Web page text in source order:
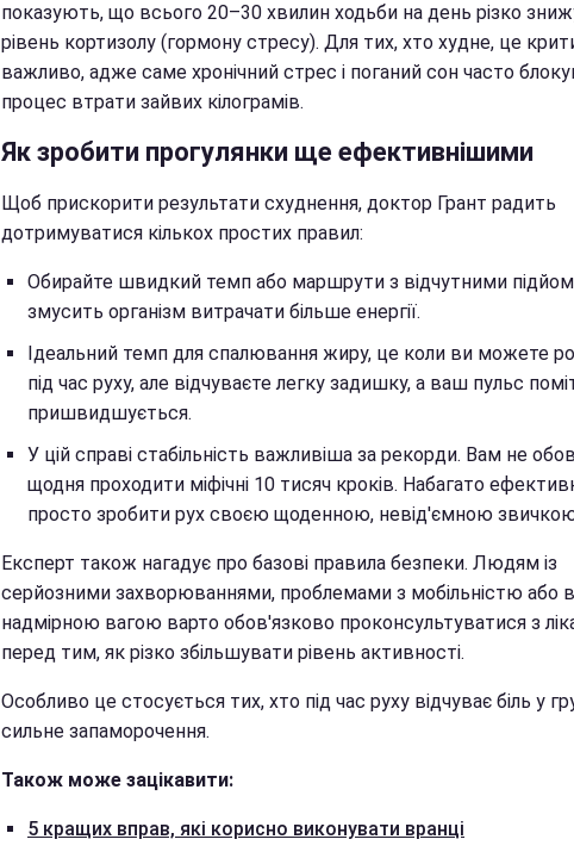
показують, що всього 20–30 хвилин ходьби на день різко
рівень кортизолу (гормону стресу). Для тих, хто худне, це
важливо, адже саме хронічний стрес і поганий сон часто
процес втрати зайвих кілограмів.
Як зробити прогулянки ще ефективнішими
Щоб прискорити результати схуднення, доктор Грант радить
дотримуватися кількох простих правил:
Обирайте швидкий темп або маршрути з відчутними
змусить організм витрачати більше енергії.
Ідеальний темп для спалювання жиру, це коли ви можете
під час руху, але відчуваєте легку задишку, а ваш пульс
пришвидшується.
У цій справі стабільність важливіша за рекорди. Вам не
щодня проходити міфічні 10 тисяч кроків. Набагато
просто зробити рух своєю щоденною, невід'ємною
Експерт також нагадує про базові правила безпеки. Людям із
серйозними захворюваннями, проблемами з мобільністю або
надмірною вагою варто обов'язково проконсультуватися з
перед тим, як різко збільшувати рівень активності.
Особливо це стосується тих, хто під час руху відчуває біль у
сильне запаморочення.
Також може зацікавити:
5 кращих вправ, які корисно виконувати вранці